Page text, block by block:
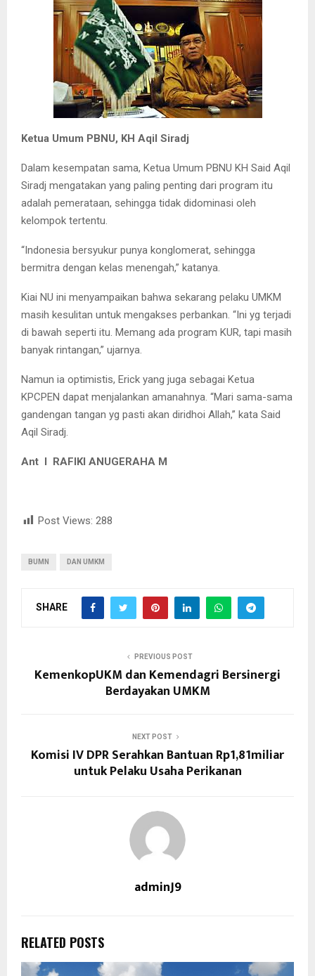
Ketua Umum PBNU, KH Aqil Siradj
Dalam kesempatan sama, Ketua Umum PBNU KH Said Aqil
Siradj mengatakan yang paling penting dari program itu
adalah pemerataan, sehingga tidak didominasi oleh
kelompok tertentu.
“Indonesia bersyukur punya konglomerat, sehingga
bermitra dengan kelas menengah,” katanya.
Kiai NU ini menyampaikan bahwa sekarang pelaku UMKM
masih kesulitan untuk mengakses perbankan. “Ini yg terjadi
di bawah seperti itu. Memang ada program KUR, tapi masih
banyak rintangan,” ujarnya.
Namun ia optimistis, Erick yang juga sebagai Ketua
KPCPEN dapat menjalankan amanahnya. “Mari sama-sama
gandengan tangan yg pasti akan diridhoi Allah,” kata Said
Aqil Siradj.
Ant I RAFIKI ANUGERAHA M
Post Views: 288
BUMN DAN UMKM
SHARE
PREVIOUS POST
KemenkopUKM dan Kemendagri Bersinergi
Berdayakan UMKM
NEXT POST
Komisi IV DPR Serahkan Bantuan Rp1,81miliar
untuk Pelaku Usaha Perikanan
adminJ9
RELATED POSTS